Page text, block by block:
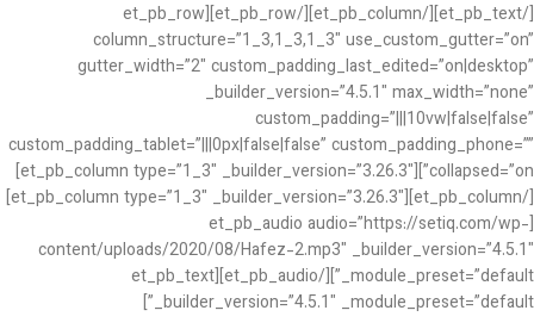
[/et_pb_text][/et_pb_column][/et_pb_row][et_pb_row
column_structure=”1_3,1_3,1_3″ use_custom_gutter=”on”
gutter_width=”2″ custom_padding_last_edited=”on|desktop”
_builder_version=”4.5.1″ max_width=”none”
custom_padding=”|||10vw|false|false”
custom_padding_tablet=”|||0px|false|false” custom_padding_phone=””
collapsed=”on”][et_pb_column type=”1_3″ _builder_version=”3.26.3″]
[/et_pb_column][et_pb_column type=”1_3″ _builder_version=”3.26.3″]
[et_pb_audio audio=”https://setiq.com/wp-
content/uploads/2020/08/Hafez-2.mp3″ _builder_version=”4.5.1″
_module_preset=”default”][/et_pb_audio][et_pb_text
_builder_version=”4.5.1″ _module_preset=”default”]